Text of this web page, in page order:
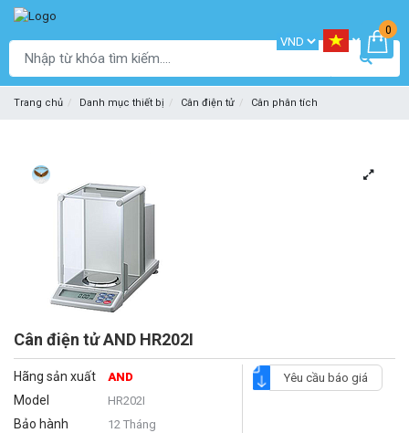
0
Trang chủ Danh mục thiết bị Cân điện tử Cân phân tích
Cân điện tử AND HR202I
Hãng sản xuất AND
Model HR202I
Bảo hành 12 Tháng
Yêu cầu báo giá